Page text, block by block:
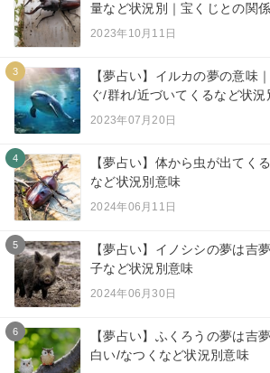
量など状況別｜宝くじとの関
2023年10月11日
3
【夢占い】イルカの夢の意味
ぐ/群れ/近づいてくるなど状況
2023年07月20日
4
【夢占い】体から虫が出てく
など状況別意味
2024年06月11日
5
【夢占い】イノシシの夢は吉
子など状況別意味
2024年06月30日
6
【夢占い】ふくろうの夢は吉
白い/なつくなど状況別意味